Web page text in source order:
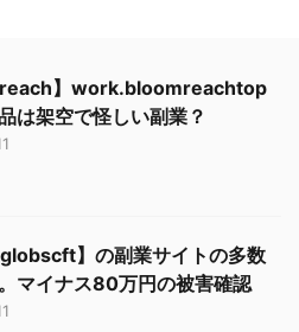
】work.bloomreachtop
は架空で怪しい副業？
】の副業サイトの多数
マイナス80万円の被害確認